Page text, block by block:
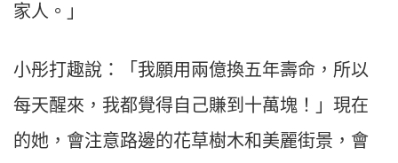
家人。」
小彤打趣說：「我願用兩億換五年壽命，所以
每天醒來，我都覺得自己賺到十萬塊！」現在
的她，會注意路邊的花草樹木和美麗街景，會